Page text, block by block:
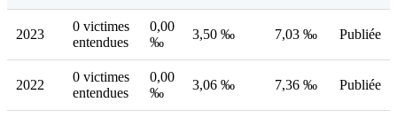
2023
0 victimes
entendues
0,00
‰
3,50 ‰ 7,03 ‰ Publiée
2022
0 victimes
entendues
0,00
‰
3,06 ‰ 7,36 ‰ Publiée